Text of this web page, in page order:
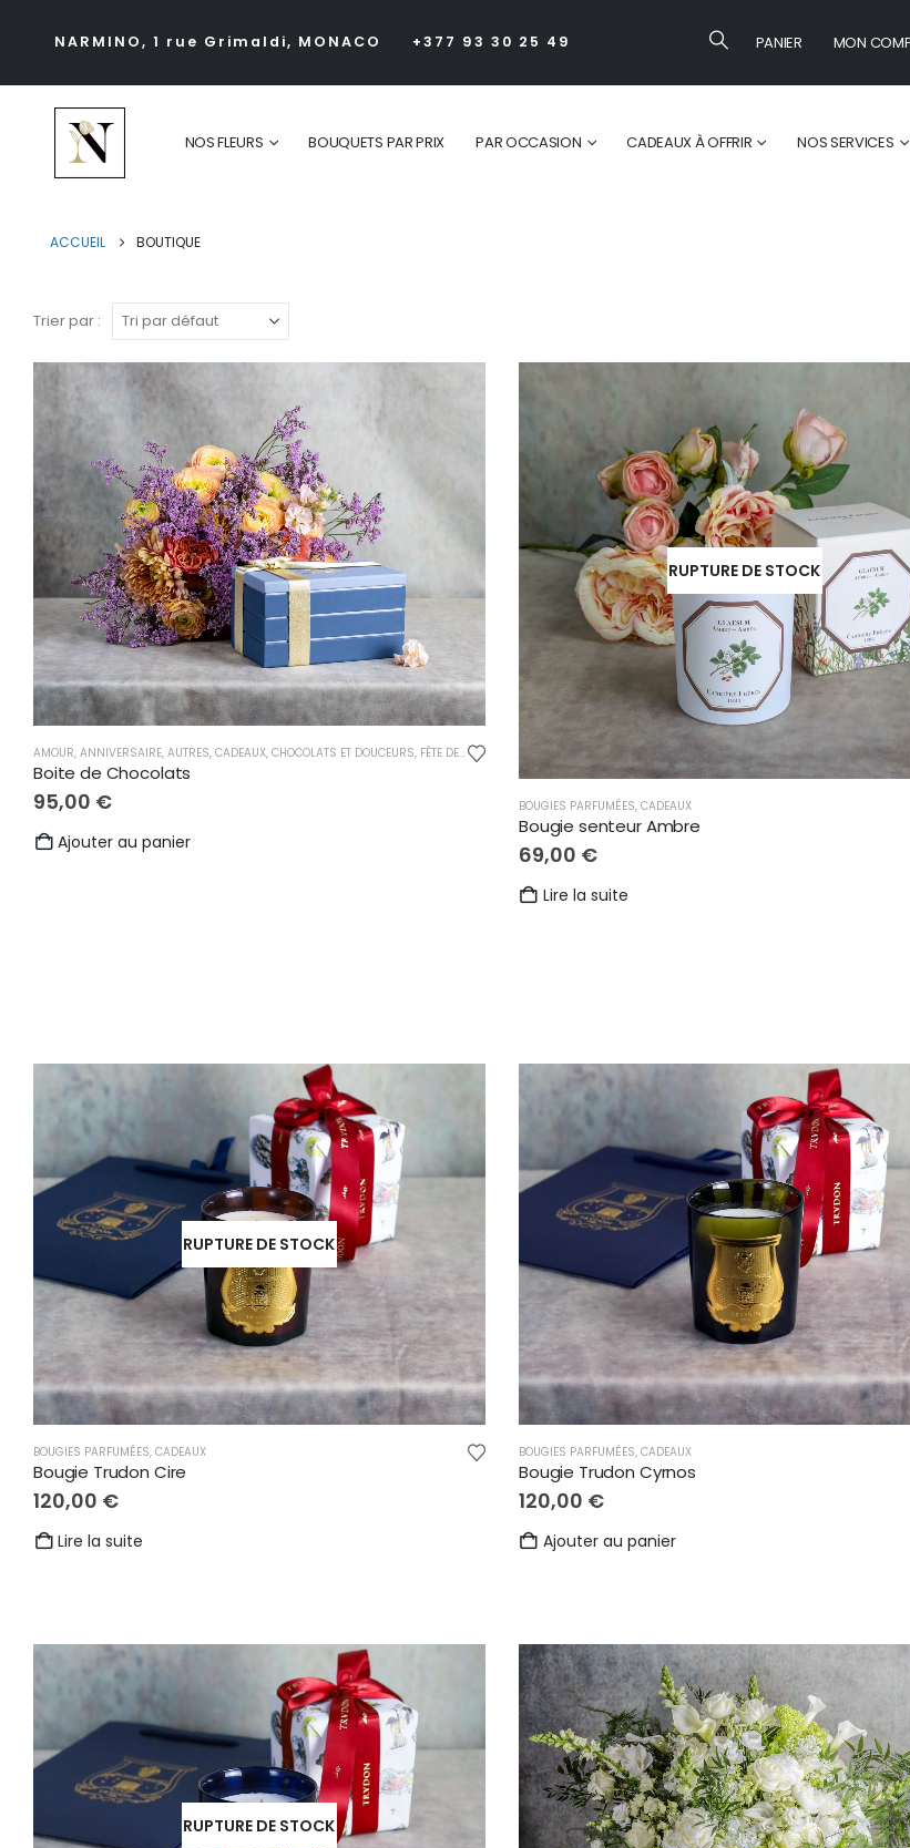
NARMINO, 1 rue Grimaldi, MONACO +377 93 30 25 49 PANIER MON
NOS FLEURS BOUQUETS PAR PRIX PAR OCCASION CADEAUX À OFFRIR NOS SERVICES
ACCUEIL BOUTIQUE
Trier par :
AMOUR, ANNIVERSAIRE, AUTRES, CADEAUX, CHOCOLATS ET DOUCEURS, FÊTE DES MÈRES NAISSANCE , REMERCIEMENTS
Boite de Chocolats
95,00 €
Ajouter au panier
RUPTURE DE STOCK
BOUGIES PARFUMÉES, CADEAUX
Bougie senteur Ambre
69,00 €
Lire la suite
RUPTURE DE STOCK
BOUGIES PARFUMÉES, CADEAUX
Bougie Trudon Cire
120,00 €
Lire la suite
BOUGIES PARFUMÉES, CADEAUX
Bougie Trudon Cyrnos
120,00 €
Ajouter au panier
RUPTURE DE STOCK